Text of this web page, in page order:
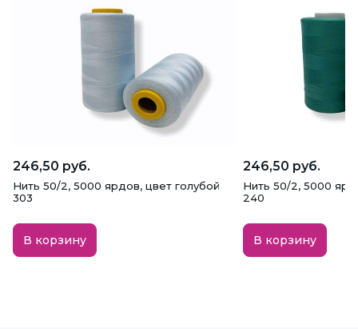
246,50 руб.
Нить 50/2, 5000 ярдов, цвет голубой
303
В корзину
246,50 руб.
Нить 50/2, 5000
240
В корзину